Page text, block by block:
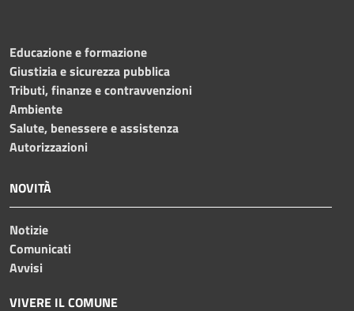
Educazione e formazione
Giustizia e sicurezza pubblica
Tributi, finanze e contravvenzioni
Ambiente
Salute, benessere e assistenza
Autorizzazioni
NOVITÀ
Notizie
Comunicati
Avvisi
VIVERE IL COMUNE